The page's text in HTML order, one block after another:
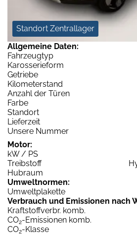
Standort Zentrallager
Allgemeine Daten:
Fahrzeugtyp
Karosserieform
Getriebe
Kilometerstand
Anzahl der Türen
Farbe
Standort
Lieferzeit
Unsere Nummer
Motor:
kW / PS
Treibstoff
Hubraum
Umweltnormen:
Umweltplakette
Verbrauch und Emissionen nach
Kraftstoffverbr. komb.
CO2-Emissionen komb.
CO2-Klasse